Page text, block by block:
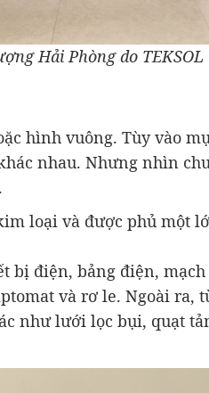
Hải Phòng do
hình vuông. Tùy vào
nhau. Nhưng nhìn
loại và được phủ một
bị điện, bảng điện,
và rơ le. Ngoài ra,
như lưới lọc bụi, quạt